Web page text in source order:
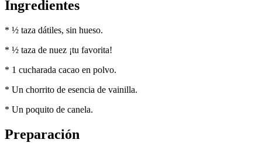
Ingredientes
* ½ taza dátiles, sin hueso.
* ½ taza de nuez ¡tu favorita!
* 1 cucharada cacao en polvo.
* Un chorrito de esencia de vainilla.
* Un poquito de canela.
Preparación